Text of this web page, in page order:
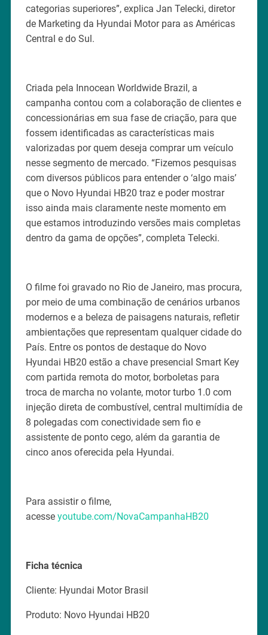
categorias superiores”, explica Jan Telecki, diretor
de Marketing da Hyundai Motor para as Américas
Central e do Sul.
Criada pela Innocean Worldwide Brazil, a
campanha contou com a colaboração de clientes e
concessionárias em sua fase de criação, para que
fossem identificadas as características mais
valorizadas por quem deseja comprar um veículo
nesse segmento de mercado. “Fizemos pesquisas
com diversos públicos para entender o ‘algo mais’
que o Novo Hyundai HB20 traz e poder mostrar
isso ainda mais claramente neste momento em
que estamos introduzindo versões mais completas
dentro da gama de opções”, completa Telecki.
O filme foi gravado no Rio de Janeiro, mas procura,
por meio de uma combinação de cenários urbanos
modernos e a beleza de paisagens naturais, refletir
ambientações que representam qualquer cidade do
País. Entre os pontos de destaque do Novo
Hyundai HB20 estão a chave presencial Smart Key
com partida remota do motor, borboletas para
troca de marcha no volante, motor turbo 1.0 com
injeção direta de combustível, central multimídia de
8 polegadas com conectividade sem fio e
assistente de ponto cego, além da garantia de
cinco anos oferecida pela Hyundai.
Para assistir o filme,
acesse youtube.com/NovaCampanhaHB20
Ficha técnica
Cliente: Hyundai Motor Brasil
Produto: Novo Hyundai HB20